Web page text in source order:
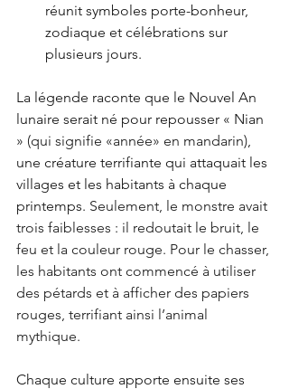
réunit symboles porte-bonheur,
zodiaque et célébrations sur
plusieurs jours.
La légende raconte que le Nouvel An
lunaire serait né pour repousser « Nian
» (qui signifie «année» en mandarin)
une créature terrifiante qui attaquait les
villages et les habitants à chaque
printemps. Seulement, le monstre avait
trois faiblesses : il redoutait le bruit, le
feu et la couleur rouge. Pour le chasser,
les habitants ont commencé à utiliser
des pétards et à afficher des papiers
rouges, terrifiant ainsi l’animal
mythique.
Chaque culture apporte ensuite ses